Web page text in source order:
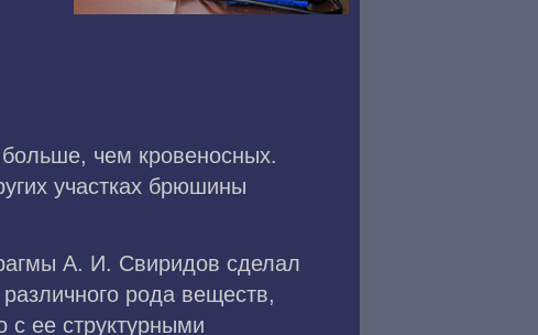
чем кровеносных.
участках брюшины
А. И. Свиридов сделал
рода веществ,
ее структурными